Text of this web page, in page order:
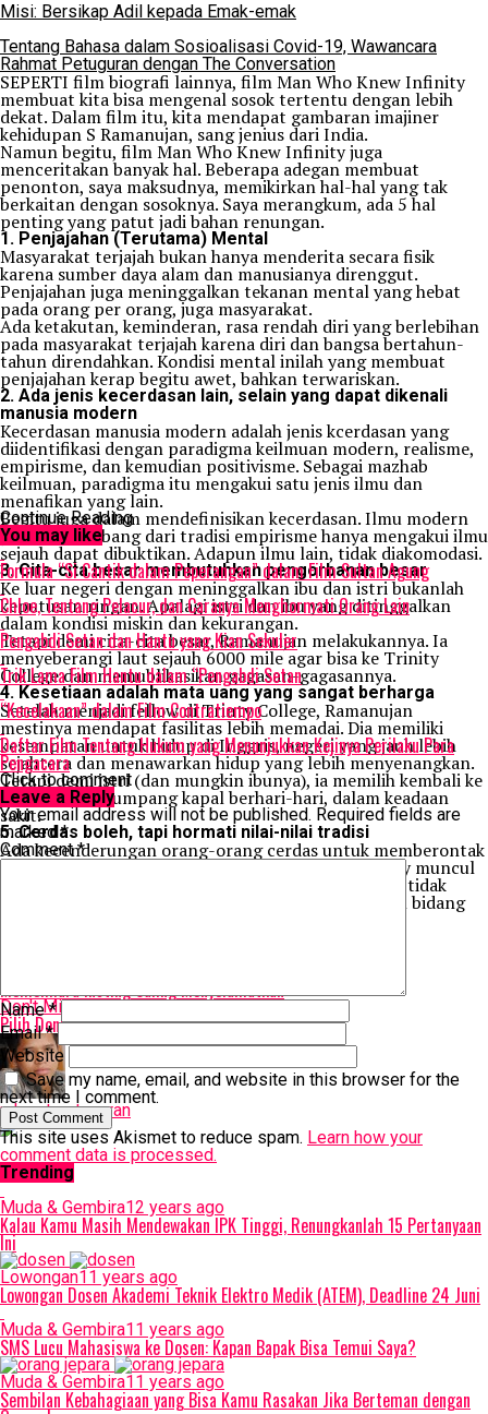
Misi: Bersikap Adil kepada Emak-emak
Tentang Bahasa dalam Sosioalisasi Covid-19, Wawancara
Rahmat Petuguran dengan The Conversation
SEPERTI film biografi lainnya, film Man Who Knew Infinity
membuat kita bisa mengenal sosok tertentu dengan lebih
dekat. Dalam film itu, kita mendapat gambaran imajiner
kehidupan S Ramanujan, sang jenius dari India.
Namun begitu, film Man Who Knew Infinity juga
menceritakan banyak hal. Beberapa adegan membuat
penonton, saya maksudnya, memikirkan hal-hal yang tak
berkaitan dengan sosoknya. Saya merangkum, ada 5 hal
penting yang patut jadi bahan renungan.
1. Penjajahan (Terutama) Mental
Masyarakat terjajah bukan hanya menderita secara fisik
karena sumber daya alam dan manusianya direnggut.
Penjajahan juga meninggalkan tekanan mental yang hebat
pada orang per orang, juga masyarakat.
Ada ketakutan, keminderan, rasa rendah diri yang berlebihan
pada masyarakat terjajah karena diri dan bangsa bertahun-
tahun direndahkan. Kondisi mental inilah yang membuat
penjajahan kerap begitu awet, bahkan terwariskan.
2. Ada jenis kecerdasan lain, selain yang dapat dikenali
manusia modern
Kecerdasan manusia modern adalah jenis kcerdasan yang
diidentifikasi dengan paradigma keilmuan modern, realisme,
empirisme, dan kemudian positivisme. Sebagai mazhab
keilmuan, paradigma itu mengakui satu jenis ilmu dan
menafikan yang lain.
Begitu juga dalam mendefinisikan kecerdasan. Ilmu modern
yang berkembang dari tradisi empirisme hanya mengakui ilmu
sejauh dapat dibuktikan. Adapun ilmu lain, tidak diakomodasi.
3. Cita-cita besar membutuhkan pengorbanan besar
Ke luar negeri dengan meninggalkan ibu dan istri bukanlah
keputusan ringan. Apalagi istri dan ibu yang ditinggalkan
dalam kondisi miskin dan kekurangan.
Tetapi demi cita-cita besar, Ramanujan melakukannya. Ia
menyeberangi laut sejauh 6000 mile agar bisa ke Trinity
College dan memublikasikan gagasan-gagasannya.
4. Kesetiaan adalah mata uang yang sangat berharga
Setelah menjadi fellow di Trinty College, Ramanujan
mestinya mendapat fasilitas lebih memadai. Dia memiliki
kesempatan untuk hidup di Inggris, negeri yang jauh lebih
sejahtera dan menawarkan hidup yang lebih menyenangkan.
Tetapi demi istri (dan mungkin ibunya), ia memilih kembali ke
India. Dia menumpang kapal berhari-hari, dalam keadaan
sakit.
5. Cerdas boleh, tapi hormati nilai-nilai tradisi
Ada kecenderungan orang-orang cerdas untuk memberontak
dengan tradisinya. Dorongan memberontak lazimny muncul
karena perasaan diri lebih hebat. Tetapi Ramanujan tidak
melakukan itu. Ia memilahara kejeniuasannya dalam bidang
Memelihara Insting Saling Menyelamatkan
Don't Miss
Pilih Don’t Breathe atau Train To Busan?
rahmat petuguran
Continue Reading
You may like
Formula “Si Cantik dalam Peperangan” dalam Film Sultan Agung
Chloe, Tentang Pelacur, dan Caranya Menghormati Orang Lain
Pengabdi Setan dan Hantu yang Kian Sekuler
Trik Lama Film Hantu dalam “Pengabdi Setan
“Kecelakaan” dalam Film Contratiempo
Daftar Film Tentang Hukum yang Menunjukkan Kejinya Perilaku Para
Pengacara
Click to comment
Leave a Reply
Your email address will not be published. Required fields are
marked*
Comment*
Name*
Email*
Website
Save my name, email, and website in this browser for the
next time I comment.
This site uses Akismet to reduce spam. Learn how your
comment data is processed.
Trending
Muda & Gembira12 years ago
Kalau Kamu Masih Mendewakan IPK Tinggi, Renungkanlah 15 Pertanyaan
Ini
Lowongan11 years ago
Lowongan Dosen Akademi Teknik Elektro Medik (ATEM), Deadline 24 Juni
Muda & Gembira11 years ago
SMS Lucu Mahasiswa ke Dosen: Kapan Bapak Bisa Temui Saya?
Muda & Gembira11 years ago
Sembilan Kebahagiaan yang Bisa Kamu Rasakan Jika Berteman dengan